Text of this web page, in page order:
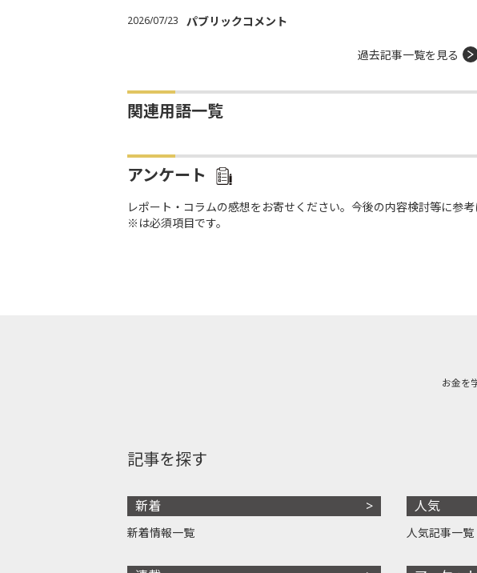
2026/07/23 パブリックコメント
過去記事一覧を見る
関連用語一覧
アンケート
レポート・コラムの感想をお寄せください。今後の内容検討等に参考
※は必須項目です。
お金を
記事を探す
新着
新着情報一覧
人気
人気記事一覧